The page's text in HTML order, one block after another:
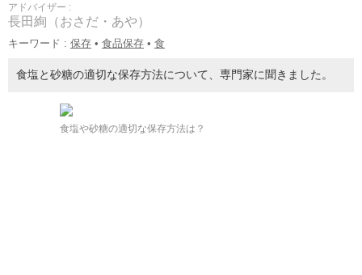
アドバイザー :
長田絢（おさだ・あや）
キーワード : 保存 • 食品保存 • 食
食塩と砂糖の適切な保存方法について、専門家に聞きました。
食塩や砂糖の適切な保存方法は？